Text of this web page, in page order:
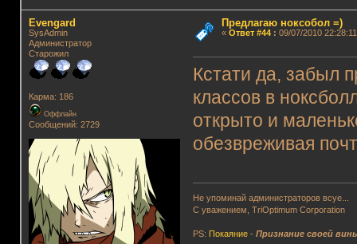
Evengard
SysAdmin
Администратор
Старожил
Карма: 186
Оффлайн
Сообщений: 2729
Предлагаю ноксобол =)
« Ответ #44: 09/07/2010
Кстати да, забыл
классов в
открыто и
обезвреживая
Не упоминай администраторов всуе...
С уважением, TriOptimum Corporation
PS: Покаяние -Признание своей